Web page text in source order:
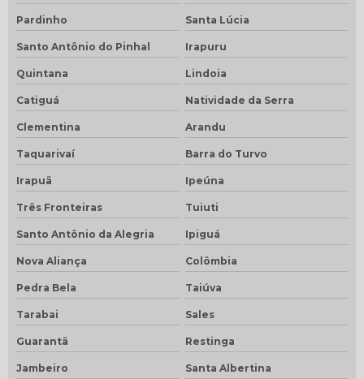
Pardinho Santa Lúcia
Santo Antônio do Pinhal Irapuru
Quintana Lindoia
Catiguá Natividade da Serra
Clementina Arandu
Taquarivaí Barra do Turvo
Irapuã Ipeúna
Três Fronteiras Tuiuti
Santo Antônio da Alegria Ipiguá
Nova Aliança Colômbia
Pedra Bela Taiúva
Tarabai Sales
Guarantã Restinga
Jambeiro Santa Albertina